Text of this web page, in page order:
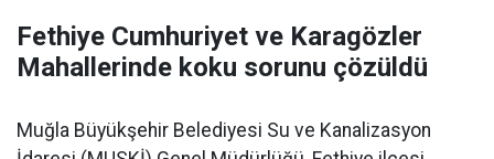
Fethiye Cumhuriyet ve Karagözler
Mahallerinde koku sorunu çözüldü
Muğla Büyükşehir Belediyesi Su ve Kanalizasyon